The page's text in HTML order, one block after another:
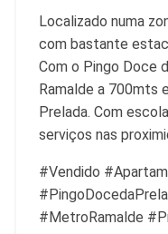
Localizado numa
com bastante
Com o Pingo Doce
Ramalde a 700mts
Prelada. Com
serviços nas
#Vendido
#MetroRamalde